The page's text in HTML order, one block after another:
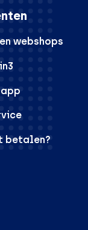
webshops
betalen?